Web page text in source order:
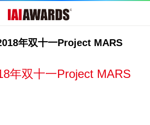
年双十一Project MARS
年双十一Project MARS